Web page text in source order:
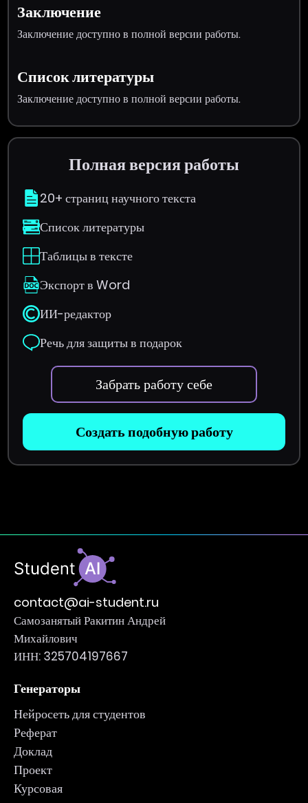
Заключение
Заключение доступно в полной версии работы.
Список литературы
Заключение доступно в полной версии работы.
Полная версия работы
20+ страниц научного текста
Список литературы
Таблицы в тексте
Экспорт в Word
ИИ-редактор
Речь для защиты в подарок
Забрать работу себе
Создать подобную работу
contact@ai-student.ru
Самозанятый Ракитин Андрей
Михайлович
ИНН: 325704197667
Генераторы
Нейросеть для студентов
Реферат
Доклад
Проект
Курсовая